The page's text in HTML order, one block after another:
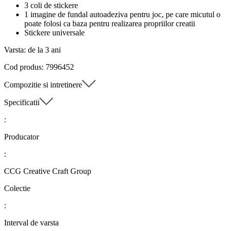
3 coli de stickere
1 imagine de fundal autoadeziva pentru joc, pe care micutul o
poate folosi ca baza pentru realizarea propriilor creatii
Stickere universale
Varsta: de la 3 ani
Cod produs: 7996452
Compozitie si intretinere
Specificatii
:
Producator
:
CCG Creative Craft Group
Colectie
:
Interval de varsta